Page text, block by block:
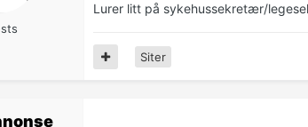
Lurer litt på sykehussekretær/
Siter